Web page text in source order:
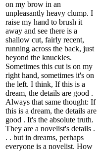
on my brow in an
unpleasantly heavy clump. I
raise my hand to brush it
away and see there is a
shallow cut, fairly recent,
running across the back, just
beyond the knuckles.
Sometimes this cut is on my
right hand, sometimes it's on
the left. I think, If this is a
dream, the details are good .
Always that same thought: If
this is a dream, the details are
good . It's the absolute truth.
They are a novelist's details .
. . but in dreams, perhaps
everyone is a novelist. How